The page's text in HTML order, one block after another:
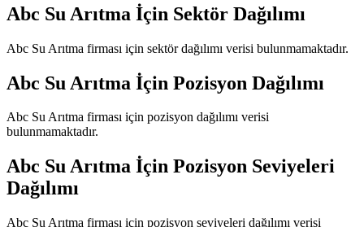
Abc Su Arıtma İçin Sektör Dağılımı
Abc Su Arıtma firması için sektör dağılımı verisi bulunmamaktadır.
Abc Su Arıtma İçin Pozisyon Dağılımı
Abc Su Arıtma firması için pozisyon dağılımı verisi
bulunmamaktadır.
Abc Su Arıtma İçin Pozisyon Seviyeleri
Dağılımı
Abc Su Arıtma firması için pozisyon seviyeleri dağılımı verisi